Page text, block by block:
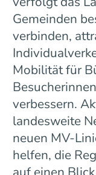
Gemeinden
verbinden,
Mobilität für
verbessern.
landesweite
neuen MV-
helfen, die